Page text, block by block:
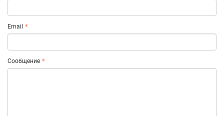
Email
Сообщение